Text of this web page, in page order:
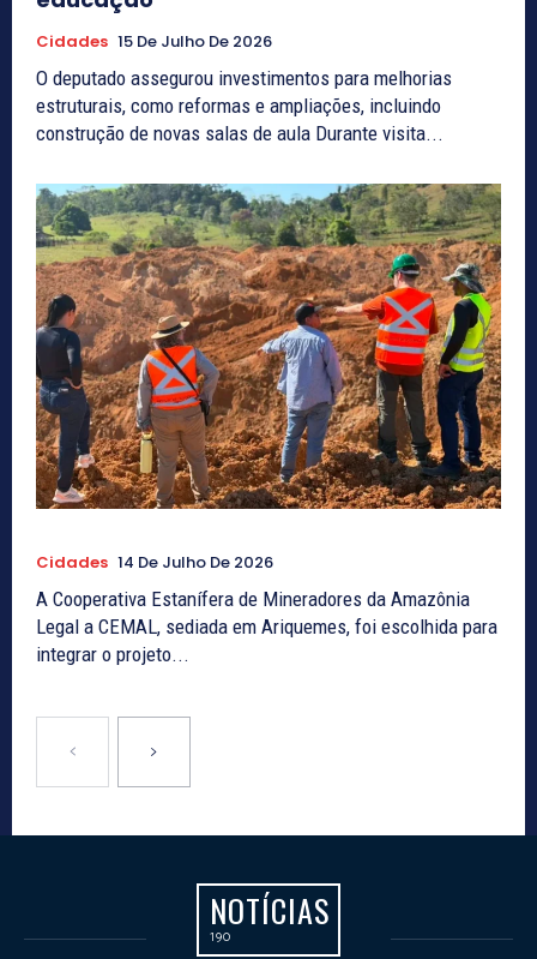
Cidades 15 De Julho De 2026
O deputado assegurou investimentos para melhorias
estruturais, como reformas e ampliações, incluindo
construção de novas salas de aula Durante visita...
Cidades 14 De Julho De 2026
A Cooperativa Estanífera de Mineradores da Amazônia
Legal a CEMAL, sediada em Ariquemes, foi escolhida para
integrar o projeto...
NOTÍCIAS
190